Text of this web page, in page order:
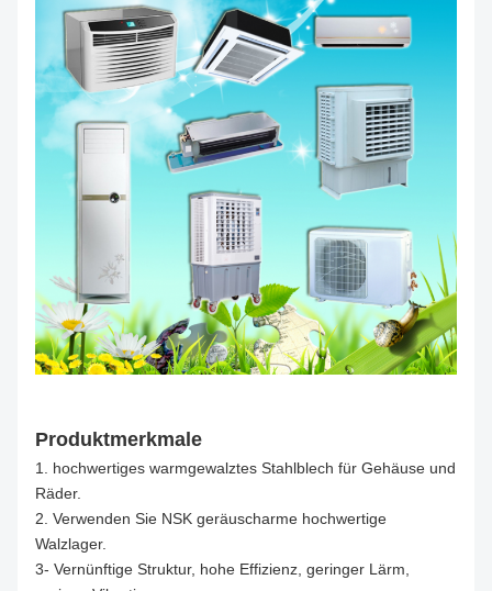
Produktmerkmale
1. hochwertiges warmgewalztes Stahlblech für Gehäuse und
Räder.
2. Verwenden Sie NSK geräuscharme hochwertige
Walzlager.
3- Vernünftige Struktur, hohe Effizienz, geringer Lärm,